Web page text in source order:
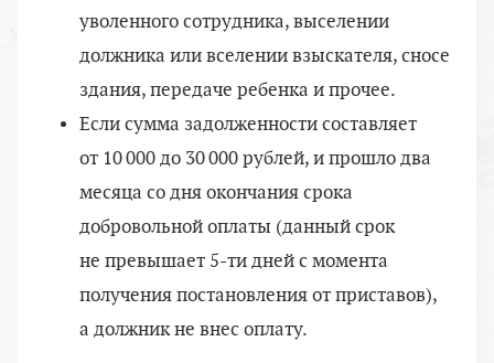
уволенного сотрудника, выселении
должника или вселении взыскателя, сносе
здания, передаче ребенка и прочее.
Если сумма задолженности составляет
от 10 000 до 30 000 рублей, и прошло два
месяца со дня окончания срока
добровольной оплаты (данный срок
не превышает 5-ти дней с момента
получения постановления от приставов),
а должник не внес оплату.